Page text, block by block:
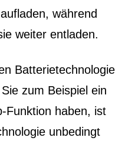
während
weiter entladen.
Batterietechnologie
zum Beispiel ein
Funktion haben, ist
unbedingt